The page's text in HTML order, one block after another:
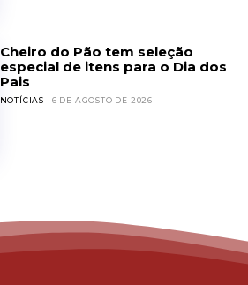
Cheiro do Pão tem seleção
especial de itens para o Dia dos
Pais
NOTÍCIAS 6 DE AGOSTO DE 2026